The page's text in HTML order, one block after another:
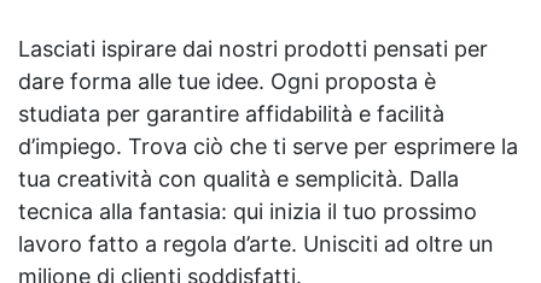
Lasciati ispirare dai nostri prodotti pensati per
dare forma alle tue idee. Ogni proposta è
studiata per garantire affidabilità e facilità
d’impiego. Trova ciò che ti serve per esprimere la
tua creatività con qualità e semplicità. Dalla
tecnica alla fantasia: qui inizia il tuo prossimo
lavoro fatto a regola d’arte. Unisciti ad oltre un
milione di clienti soddisfatti.